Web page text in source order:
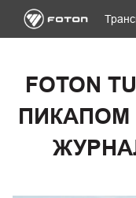
FOTON
ПИКАПОМ